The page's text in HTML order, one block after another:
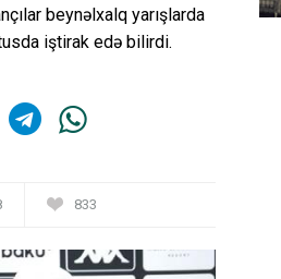
beynəlxalq yarışlarda
iştirak edə bilirdi.
833